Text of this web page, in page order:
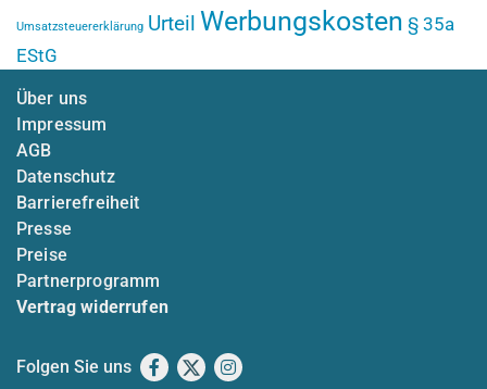
Umsatzsteuererklärung Urteil Werbungskosten § 35a
EStG
Über uns
Impressum
AGB
Datenschutz
Barrierefreiheit
Presse
Preise
Partnerprogramm
Vertrag widerrufen
Folgen Sie uns Facebook
X Instagram